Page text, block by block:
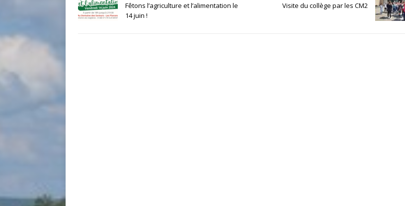
Fêtons l’agriculture et l’alimentation le
14 juin !
Visite du collège par les CM2